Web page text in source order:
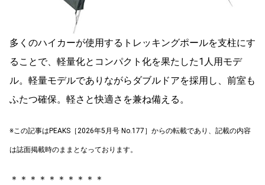
多くのハイカーが使用するトレッキングポールを支柱にす
ることで、軽量化とコンパクト化を果たした1人用モデ
ル。軽量モデルでありながらダブルドアを採用し、前室も
ふたつ確保。軽さと快適さを兼ね備える。
※この記事はPEAKS［2026年5月号 No.177］からの転載であり、記載の内容
は誌面掲載時のままとなっております。
＊＊＊＊＊＊＊＊＊＊